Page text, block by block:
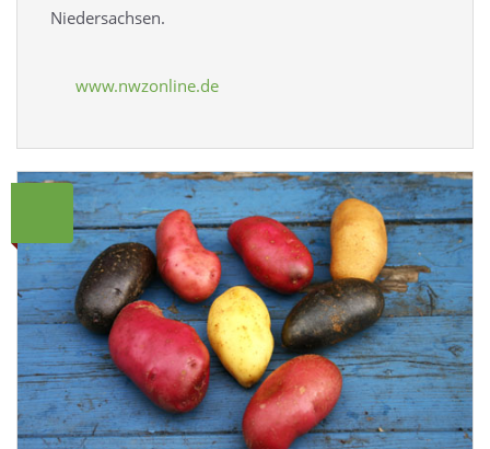
Niedersachsen.
www.nwzonline.de